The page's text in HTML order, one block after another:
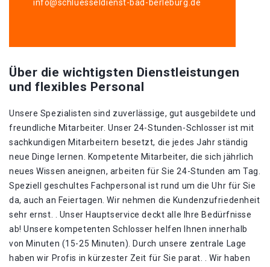
info@schluesseldienst-bad-berleburg.de
Über die wichtigsten Dienstleistungen
und flexibles Personal
Unsere Spezialisten sind zuverlässige, gut ausgebildete und
freundliche Mitarbeiter. Unser 24-Stunden-Schlosser ist mit
sachkundigen Mitarbeitern besetzt, die jedes Jahr ständig
neue Dinge lernen. Kompetente Mitarbeiter, die sich jährlich
neues Wissen aneignen, arbeiten für Sie 24-Stunden am Tag.
Speziell geschultes Fachpersonal ist rund um die Uhr für Sie
da, auch an Feiertagen. Wir nehmen die Kundenzufriedenheit
sehr ernst. . Unser Hauptservice deckt alle Ihre Bedürfnisse
ab! Unsere kompetenten Schlosser helfen Ihnen innerhalb
von Minuten (15-25 Minuten). Durch unsere zentrale Lage
haben wir Profis in kürzester Zeit für Sie parat. . Wir haben